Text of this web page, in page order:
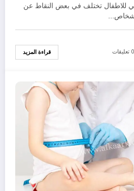
للاطفال تختلف في بعض النقاط عن
0 تعليقات قراءة المزيد